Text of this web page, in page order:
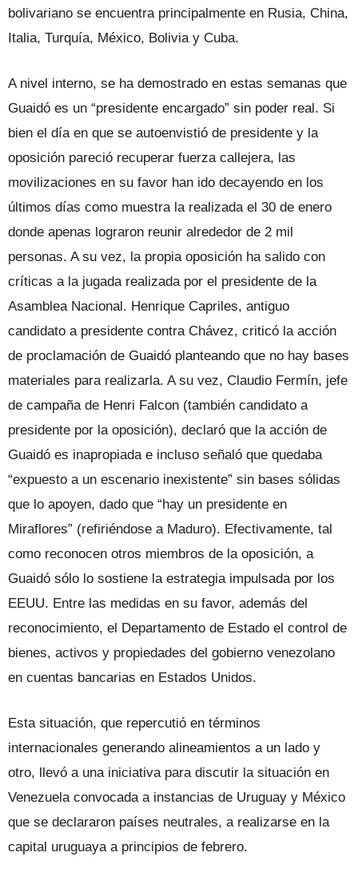
bolivariano se encuentra principalmente en Rusia, China,
Italia, Turquía, México, Bolivia y Cuba.
A nivel interno, se ha demostrado en estas semanas que
Guaidó es un “presidente encargado” sin poder real. Si
bien el día en que se autoenvistió de presidente y la
oposición pareció recuperar fuerza callejera, las
movilizaciones en su favor han ido decayendo en los
últimos días como muestra la realizada el 30 de enero
donde apenas lograron reunir alrededor de 2 mil
personas. A su vez, la propia oposición ha salido con
críticas a la jugada realizada por el presidente de la
Asamblea Nacional. Henrique Capriles, antiguo
candidato a presidente contra Chávez, criticó la acción
de proclamación de Guaidó planteando que no hay bases
materiales para realizarla. A su vez, Claudio Fermín, jefe
de campaña de Henri Falcon (también candidato a
presidente por la oposición), declaró que la acción de
Guaidó es inapropiada e incluso señaló que quedaba
“expuesto a un escenario inexistente” sin bases sólidas
que lo apoyen, dado que “hay un presidente en
Miraflores” (refiriéndose a Maduro). Efectivamente, tal
como reconocen otros miembros de la oposición, a
Guaidó sólo lo sostiene la estrategia impulsada por los
EEUU. Entre las medidas en su favor, además del
reconocimiento, el Departamento de Estado el control de
bienes, activos y propiedades del gobierno venezolano
en cuentas bancarias en Estados Unidos.
Esta situación, que repercutió en términos
internacionales generando alineamientos a un lado y
otro, llevó a una iniciativa para discutir la situación en
Venezuela convocada a instancias de Uruguay y México
que se declararon países neutrales, a realizarse en la
capital uruguaya a principios de febrero.